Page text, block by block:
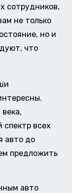
сотрудников,
не только
но и
что
всех
авто до
предложить
авто